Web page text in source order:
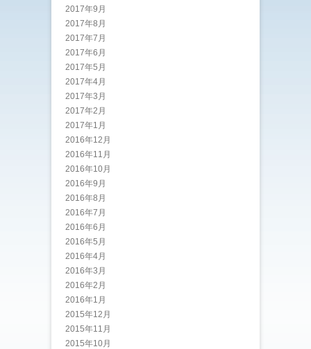
2017年9月
2017年8月
2017年7月
2017年6月
2017年5月
2017年4月
2017年3月
2017年2月
2017年1月
2016年12月
2016年11月
2016年10月
2016年9月
2016年8月
2016年7月
2016年6月
2016年5月
2016年4月
2016年3月
2016年2月
2016年1月
2015年12月
2015年11月
2015年10月